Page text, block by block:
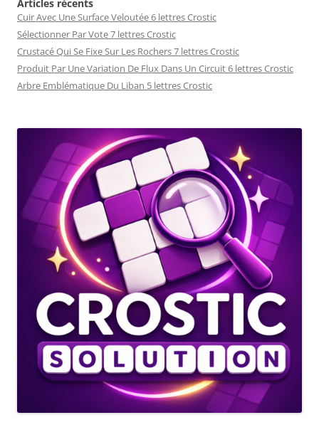
Articles récents
Cuir Avec Une Surface Veloutée 6 lettres Crostic
Sélectionner Par Vote 7 lettres Crostic
Crustacé Qui Se Fixe Sur Les Rochers 7 lettres Crostic
Produit Par Une Variation De Flux Dans Un Circuit 6 lettres Crostic
Arbre Emblématique Du Liban 5 lettres Crostic